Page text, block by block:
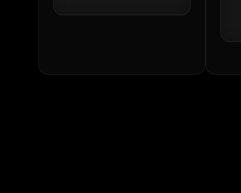
Zeci
vin